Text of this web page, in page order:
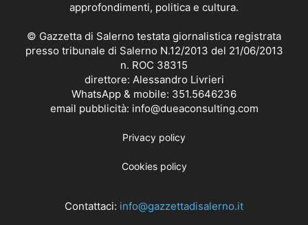
approfondimenti, politica e cultura.
© Gazzetta di Salerno testata giornalistica registrata
presso tribunale di Salerno N.12/2013 del 21/06/2013
n. ROC 38315
direttore: Alessandro Livrieri
WhatsApp & mobile: 351.5646236
email pubblicità: info@dueaconsulting.com
Privacy policy
Cookies policy
Contattaci: info@gazzettadisalerno.it